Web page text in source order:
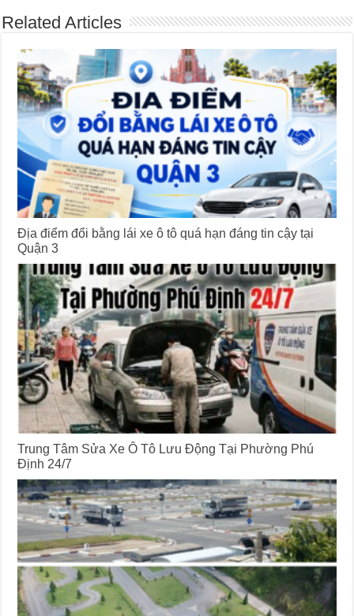
Related Articles
Địa điểm đổi bằng lái xe ô tô quá hạn đáng tin cậy tại
Quận 3
Trung Tâm Sửa Xe Ô Tô Lưu Động Tại Phường Phú
Định 24/7